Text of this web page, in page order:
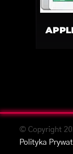
© Copyright
Polityka